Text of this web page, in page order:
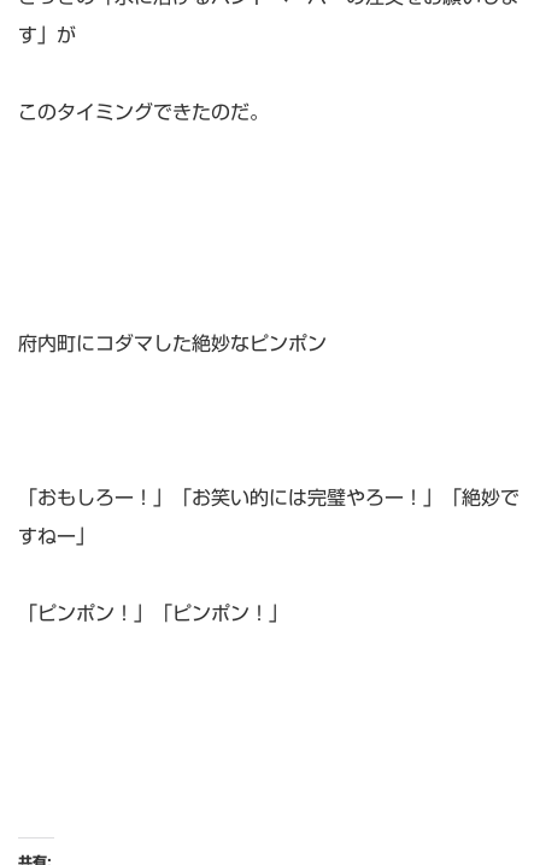
す」が
このタイミングできたのだ。
府内町にコダマした絶妙なピンポン
「おもしろー！」「お笑い的には完璧やろー！」「絶妙で
すねー」
「ピンポン！」「ピンポン！」
共有: